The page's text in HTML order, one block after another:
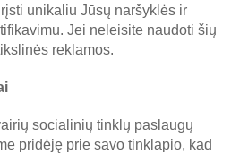
unikaliu Jūsų naršyklės ir
Jei neleisite naudoti šių
reklamos.
socialinių tinklų paslaugų
pridėję prie savo tinklapio, kad